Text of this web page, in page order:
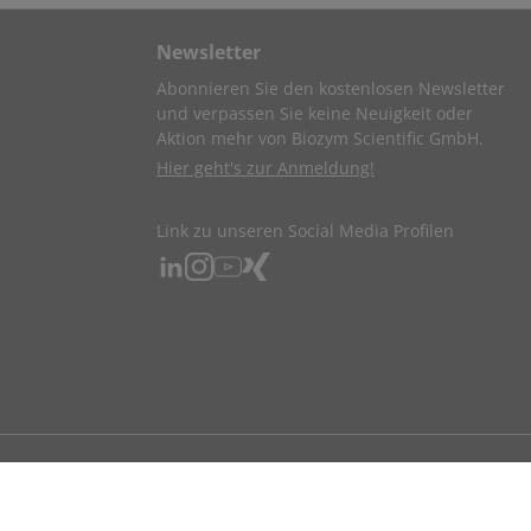
Newsletter
Abonnieren Sie den kostenlosen Newsletter
und verpassen Sie keine Neuigkeit oder
Aktion mehr von Biozym Scientific GmbH.
Hier geht's zur Anmeldung!
Link zu unseren Social Media Profilen